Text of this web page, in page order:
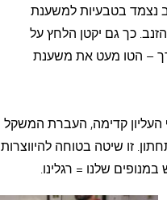
נצמד בטבעיות למשענת
כך גם יקטן הלחץ על
– הטו מעט את משענת
העליון קדימה, העברת המשקל
זו שיטה בטוחה להיווצרות
שלנו = רגלינו.